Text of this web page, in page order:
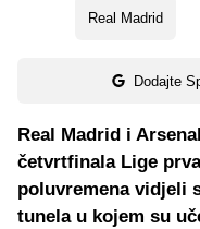
Real Madrid
Dodajte
Real Madrid i
četvrtfinala Lige
poluvremena vidjeli
tunela u kojem su